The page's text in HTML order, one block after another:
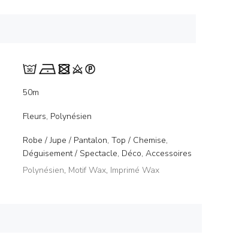
50m
Fleurs, Polynésien
Robe / Jupe / Pantalon, Top / Chemise,
Déguisement / Spectacle, Déco, Accessoires
Polynésien, Motif Wax, Imprimé Wax